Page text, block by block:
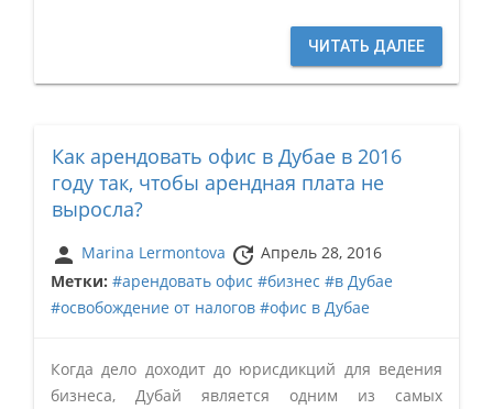
ЧИТАТЬ ДАЛЕЕ
Как арендовать офис в Дубае в 2016
году так, чтобы арендная плата не
выросла?
person Marina Lermontova update Апрель 28, 2016
Метки: #арендовать офис #бизнес #в Дубае
#освобождение от налогов #офис в Дубае
Когда дело доходит до юрисдикций для ведения
бизнеса, Дубай является одним из самых